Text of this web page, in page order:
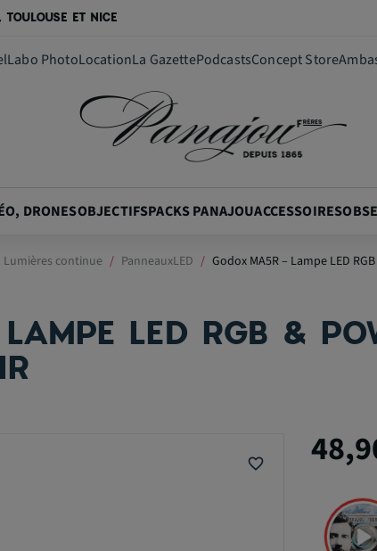
ET NICE
Labo PhotoLocationLa GazettePodcastsConcept Store
DRONESOBJECTIFSPACKS PANAJOUACCESSOIRES
Lumières continue PanneauxLED Godox MA5R – Lampe LED
LED RGB &
favorite_border